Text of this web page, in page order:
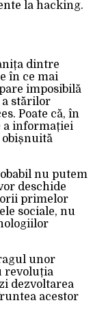
la hacking.
dintre
în ce mai
imposibilă
stărilor
Poate că, în
a informației
obișnuită
nu putem
deschide
primelor
sociale, nu
unor
revoluția
dezvoltarea
acestor